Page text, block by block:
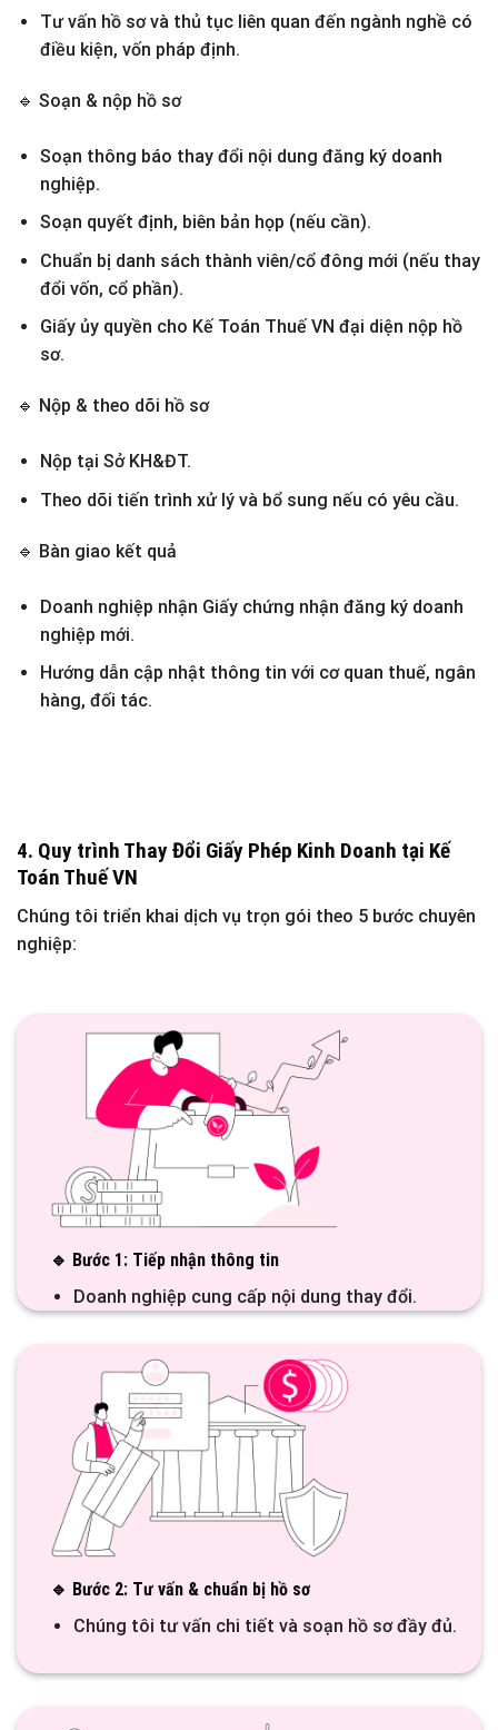
Tư vấn hồ sơ và thủ tục liên quan đến ngành nghề có
điều kiện, vốn pháp định.
🔹 Soạn & nộp hồ sơ
Soạn thông báo thay đổi nội dung đăng ký doanh
nghiệp.
Soạn quyết định, biên bản họp (nếu cần).
Chuẩn bị danh sách thành viên/cổ đông mới (nếu thay
đổi vốn, cổ phần).
Giấy ủy quyền cho Kế Toán Thuế VN đại diện nộp hồ
sơ.
🔹 Nộp & theo dõi hồ sơ
Nộp tại Sở KH&ĐT.
Theo dõi tiến trình xử lý và bổ sung nếu có yêu cầu.
🔹 Bàn giao kết quả
Doanh nghiệp nhận Giấy chứng nhận đăng ký doanh
nghiệp mới.
Hướng dẫn cập nhật thông tin với cơ quan thuế, ngân
hàng, đối tác.
4. Quy trình Thay Đổi Giấy Phép Kinh Doanh tại Kế
Toán Thuế VN
Chúng tôi triển khai dịch vụ trọn gói theo 5 bước chuyên
nghiệp:
🔹 Bước 1: Tiếp nhận thông tin
Doanh nghiệp cung cấp nội dung thay đổi.
🔹 Bước 2: Tư vấn & chuẩn bị hồ sơ
Chúng tôi tư vấn chi tiết và soạn hồ sơ đầy đủ.